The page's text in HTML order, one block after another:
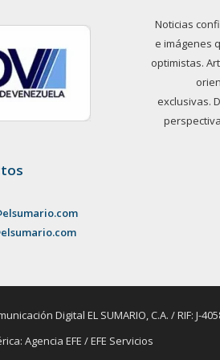
Noticias
e imágenes
optimistas.
exclusivas.
Digital EL SUMARIO, C.A. / RIF: J-
Agencia EFE / EFE Servicios